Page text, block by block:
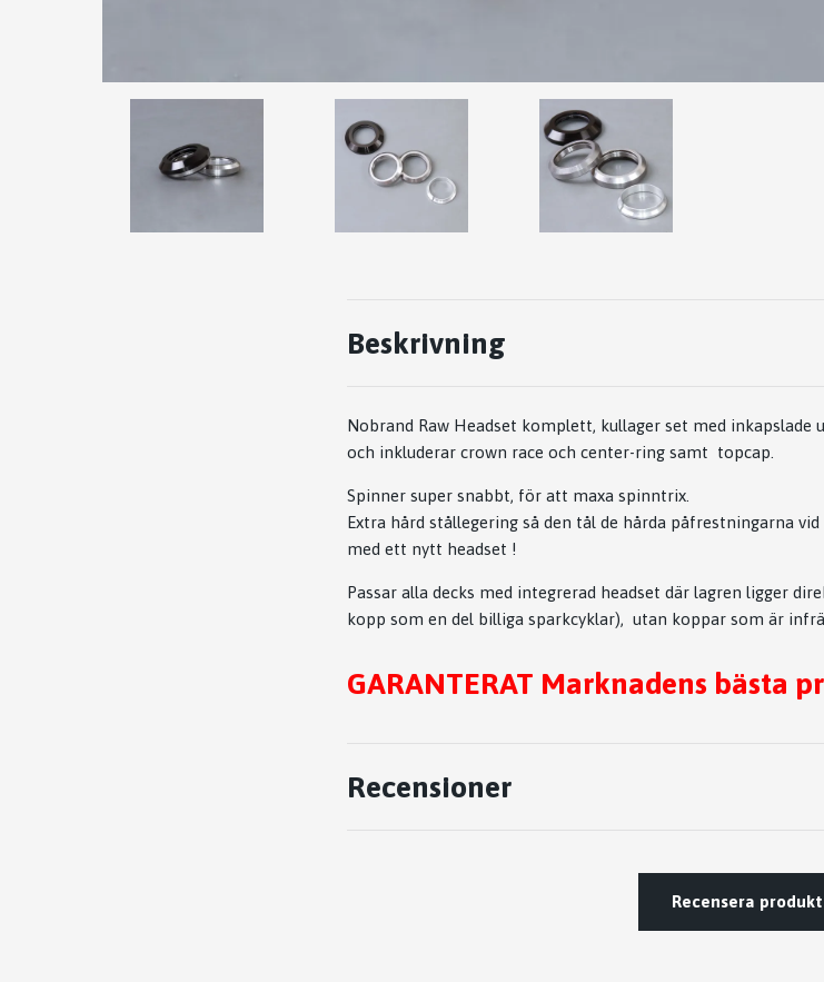
Beskrivning
Nobrand Raw Headset komplett, kullager set med
och inkluderar crown race och center-ring samt topcap.
Spinner super snabbt, för att maxa spinntrix.
Extra hård stållegering så den tål de hårda påfrestningarna
med ett nytt headset !
Passar alla decks med integrerad headset där lagren ligger
kopp som en del billiga sparkcyklar), utan koppar som är
GARANTERAT Marknadens bästa
Recensioner
Recensera produkt